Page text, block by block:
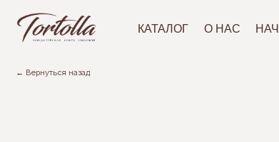
КАТАЛОГ О НАС НАЧИНКИ